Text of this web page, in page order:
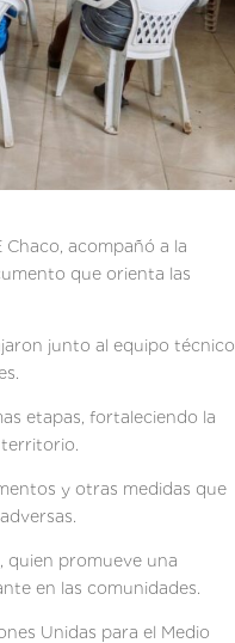
acompañó a la
que orienta las
junto al equipo técnico
etapas, fortaleciendo la
territorio.
y otras medidas que
quien promueve una
en las comunidades.
Unidas para el Medio